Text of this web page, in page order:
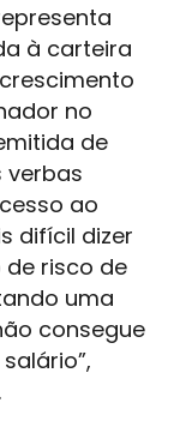
à carteira
no
de
verbas
ao
difícil dizer
risco de
uma
consegue